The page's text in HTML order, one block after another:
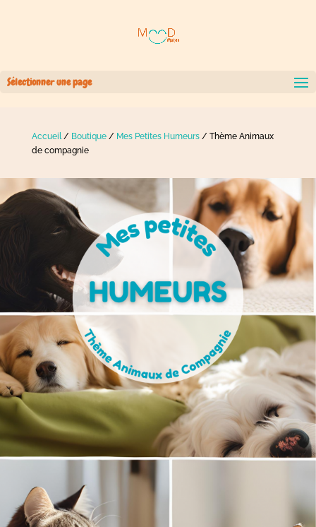
Sélectionner une page
Accueil/ Boutique/ Mes Petites Humeurs/ Thème Animaux
de compagnie